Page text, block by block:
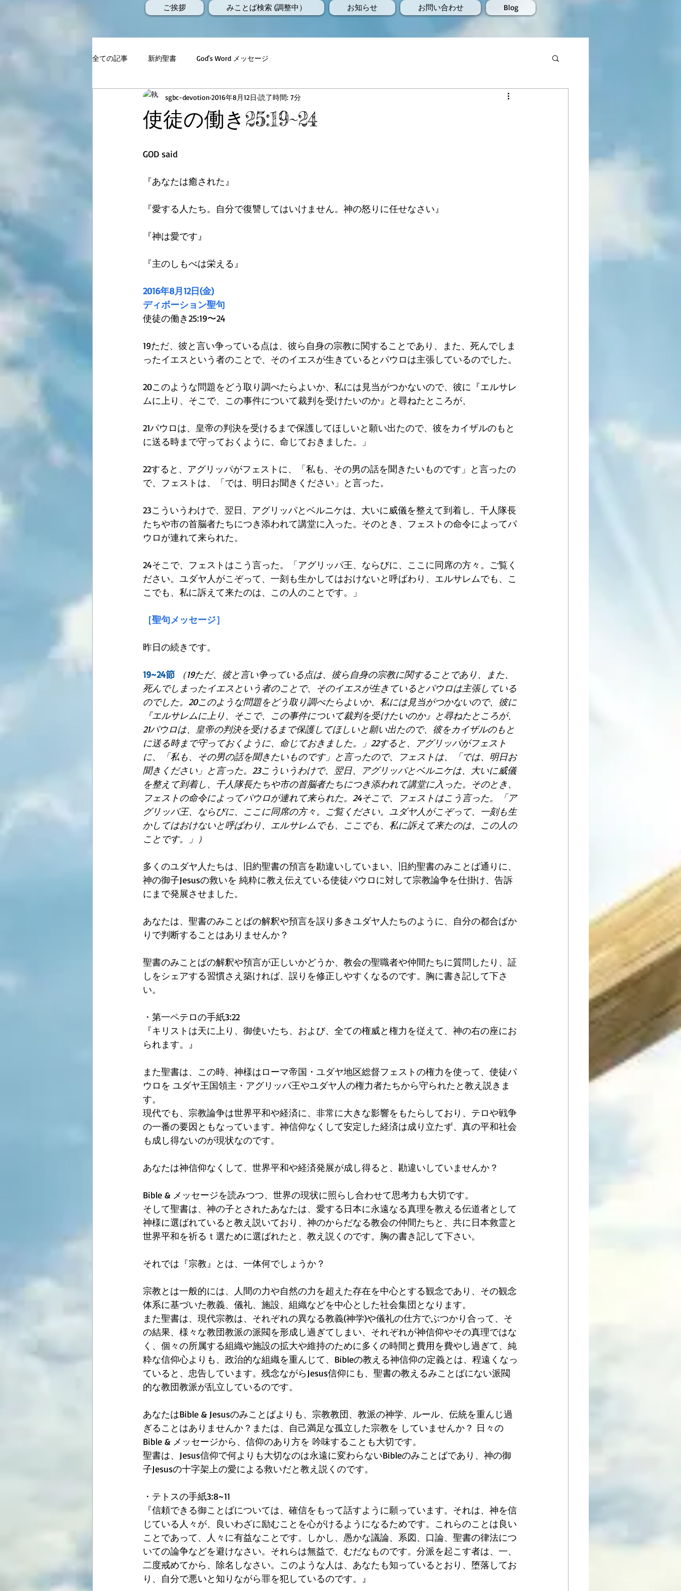
ご挨拶 みことば検索 (調整中） お知らせ お問い合わせ Blog
全ての記事 新約聖書 God's Word メッセージ
使徒の働き25:19~24
sgbc-devotion 2016年8月12日 読了時間: 7分
GOD said
『あなたは癒された』
『愛する人たち。自分で復讐してはいけません。神の怒りに任せなさい』
『神は愛です』
『主のしもべは栄える』
2016年8月12日(金)
ディボーション聖句
使徒の働き25:19〜24
19ただ、彼と言い争っている点は、彼ら自身の宗教に関することであり、また、死んでしま
ったイエスという者のことで、そのイエスが生きているとパウロは主張しているのでした。
20このような問題をどう取り調べたらよいか、私には見当がつかないので、彼に『エルサレ
ムに上り、そこで、この事件について裁判を受けたいのか』と尋ねたところが、
21パウロは、皇帝の判決を受けるまで保護してほしいと願い出たので、彼をカイザルのもと
に送る時まで守っておくように、命じておきました。」
22すると、アグリッパがフェストに、「私も、その男の話を聞きたいものです」と言ったの
で、フェストは、「では、明日お聞きください」と言った。
23こういうわけで、翌日、アグリッパとベルニケは、大いに威儀を整えて到着し、千人隊長
たちや市の首脳者たちにつき添われて講堂に入った。そのとき、フェストの命令によってパ
ウロが連れて来られた。
24そこで、フェストはこう言った。「アグリッパ王、ならびに、ここに同席の方々。ご覧く
ださい。ユダヤ人がこぞって、一刻も生かしてはおけないと呼ばわり、エルサレムでも、こ
こでも、私に訴えて来たのは、この人のことです。」
［聖句メッセージ］
昨日の続きです。
19~24節
（19ただ、彼と言い争っている点は、彼ら自身の宗教に関することであり、また、
死んでしまったイエスという者のことで、そのイエスが生きているとパウロは主張している
のでした。20このような問題をどう取り調べたらよいか、私には見当がつかないので、彼に
『エルサレムに上り、そこで、この事件について裁判を受けたいのか』と尋ねたところが、
21パウロは、皇帝の判決を受けるまで保護してほしいと願い出たので、彼をカイザルのもと
に送る時まで守っておくように、命じておきました。」22すると、アグリッパがフェスト
に、「私も、その男の話を聞きたいものです」と言ったので、フェストは、「では、明日お
聞きください」と言った。23こういうわけで、翌日、アグリッパとベルニケは、大いに威儀
を整えて到着し、千人隊長たちや市の首脳者たちにつき添われて講堂に入った。そのとき、
フェストの命令によってパウロが連れて来られた。24そこで、フェストはこう言った。「ア
グリッパ王、ならびに、ここに同席の方々。ご覧ください。ユダヤ人がこぞって、一刻も生
かしてはおけないと呼ばわり、エルサレムでも、ここでも、私に訴えて来たのは、この人の
ことです。」）
多くのユダヤ人たちは、旧約聖書の預言を勘違いしていまい、旧約聖書のみことば通りに、
神の御子Jesusの救いを 純粋に教え伝えている使徒パウロに対して宗教論争を仕掛け、告訴
にまで発展させました。
あなたは、聖書のみことばの解釈や預言を誤り多きユダヤ人たちのように、自分の都合ばか
りで判断することはありませんか？
聖書のみことばの解釈や預言が正しいかどうか、教会の聖職者や仲間たちに質問したり、証
しをシェアする習慣さえ築ければ、誤りを修正しやすくなるのです。胸に書き記して下さ
い。
・第一ペテロの手紙3:22
『キリストは天に上り、御使いたち、および、全ての権威と権力を従えて、神の右の座にお
られます。』
また聖書は、この時、神様はローマ帝国・ユダヤ地区総督フェストの権力を使って、使徒パ
ウロを ユダヤ王国領主・アグリッパ王やユダヤ人の権力者たちから守られたと教え説きま
す。
現代でも、宗教論争は世界平和や経済に、非常に大きな影響をもたらしており、テロや戦争
の一番の要因ともなっています。神信仰なくして安定した経済は成り立たず、真の平和社会
も成し得ないのが現状なのです。
あなたは神信仰なくして、世界平和や経済発展が成し得ると、勘違いしていませんか？
Bible & メッセージを読みつつ、世界の現状に照らし合わせて思考力も大切です。
そして聖書は、神の子とされたあなたは、愛する日本に永遠なる真理を教える伝道者として
神様に選ばれていると教え説いており、神のからだなる教会の仲間たちと、共に日本救霊と
世界平和を祈るｔ選ために選ばれたと、教え説くのです。胸の書き記して下さい。
それでは『宗教』とは、一体何でしょうか？
宗教とは一般的には、人間の力や自然の力を超えた存在を中心とする観念であり、その観念
体系に基づいた教義、儀礼、施設、組織などを中心とした社会集団となります。
また聖書は、現代宗教は、それぞれの異なる教義(神学)や儀礼の仕方でぶつかり合って、そ
の結果、様々な教団教派の派閥を形成し過ぎてしまい、それぞれが神信仰やその真理ではな
く、個々の所属する組織や施設の拡大や維持のために多くの時間と費用を費やし過ぎて、純
粋な信仰心よりも、政治的な組織を重んじて、Bibleの教える神信仰の定義とは、程遠くなっ
ていると、忠告しています。残念ながらJesus信仰にも、聖書の教えるみことばにない派閥
的な教団教派が乱立しているのです。
あなたはBible & Jesusのみことばよりも、宗教教団、教派の神学、ルール、伝統を重んじ過
ぎることはありませんか？または、自己満足な孤立した宗教を していませんか？ 日々の
Bible & メッセージから、信仰のあり方を 吟味することも大切です。
聖書は、Jesus信仰で何よりも大切なのは永遠に変わらないBibleのみことばであり、神の御
子Jesusの十字架上の愛による救いだと教え説くのです。
・テトスの手紙3:8~11
『信頼できる御ことばについては、確信をもって話すように願っています。それは、神を信
じている人々が、良いわざに励むことを心がけるようになるためです。これらのことは良い
ことであって、人々に有益なことです。しかし、愚かな議論、系図、口論、聖書の律法につ
いての論争などを避けなさい。それらは無益で、むだなものです。分派を起こす者は、一、
二度戒めてから、除名しなさい。このような人は、あなたも知っているとおり、堕落してお
り、自分で悪いと知りながら罪を犯しているのです。』